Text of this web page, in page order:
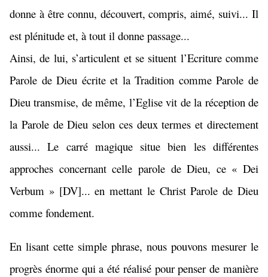
donne à être connu, découvert, compris, aimé, suivi... Il
est plénitude et, à tout il donne passage...
Ainsi, de lui, s’articulent et se situent l’Ecriture comme
Parole de Dieu écrite et la Tradition comme Parole de
Dieu transmise, de même, l’Eglise vit de la réception de
la Parole de Dieu selon ces deux termes et directement
aussi... Le carré magique situe bien les différentes
approches concernant celle parole de Dieu, ce « Dei
Verbum » [DV]... en mettant le Christ Parole de Dieu
comme fondement.
En lisant cette simple phrase, nous pouvons mesurer le
progrès énorme qui a été réalisé pour penser de manière